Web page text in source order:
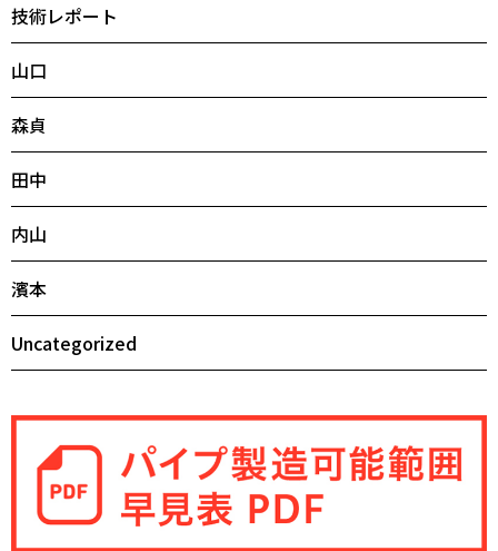
技術レポート
山口
森貞
田中
内山
濱本
Uncategorized